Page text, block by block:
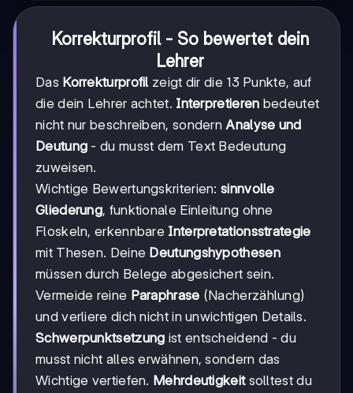
Korrekturprofil - So bewertet dein
Lehrer
Das Korrekturprofil zeigt dir die 13 Punkte, auf
die dein Lehrer achtet. Interpretieren bedeutet
nicht nur beschreiben, sondern Analyse und
Deutung - du musst dem Text Bedeutung
zuweisen.
Wichtige Bewertungskriterien: sinnvolle
Gliederung, funktionale Einleitung ohne
Floskeln, erkennbare Interpretationsstrategie
mit Thesen. Deine Deutungshypothesen
müssen durch Belege abgesichert sein.
Vermeide reine Paraphrase (Nacherzählung)
und verliere dich nicht in unwichtigen Details.
Schwerpunktsetzung ist entscheidend - du
musst nicht alles erwähnen, sondern das
Wichtige vertiefen. Mehrdeutigkeitsolltest du